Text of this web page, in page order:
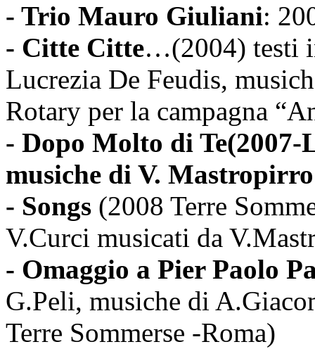
- Trio Mauro Giuliani:
- Citte Citte…(2004) testi
Lucrezia De Feudis,
Rotary per la campagna
- Dopo Molto di Te(2007-
musiche di V. Mastropirro
- Songs (2008 Terre
V.Curci musicati da
- Omaggio a Pier Paolo
G.Peli, musiche di
Terre Sommerse -Roma)